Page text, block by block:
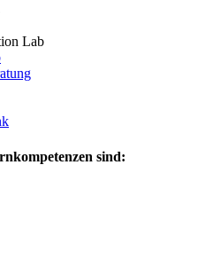
Lab
sind: